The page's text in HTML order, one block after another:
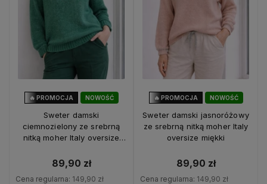
NOWOŚĆ
🔥 PROMOCJA
Sweter damski
ciemnozielony ze srebrną
nitką moher Italy oversize
89,90 zł
Cena regularna: 149,90 zł
NOWOŚĆ
🔥 PROMOCJA
Sweter damski jasnoróżowy
ze srebrną nitką moher Italy
oversize miękki
89,90 zł
Cena regularna: 149,90 zł